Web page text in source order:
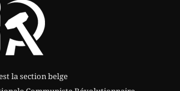
la section belge